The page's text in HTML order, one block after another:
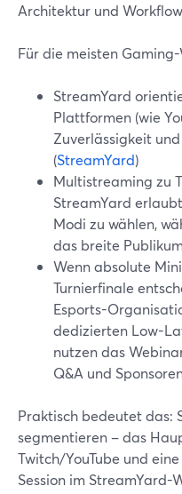
Architektur und
Für die meisten
StreamYard
Plattformen (wie
Zuverlässigkeit
(StreamYard)
Multistreaming zu
StreamYard
Modi zu wählen,
das breite
Wenn absolute
Turnierfinale
Esports-
dedizierten Low-
nutzen das
Q&A und
Praktisch bedeutet das:
segmentieren – das
Twitch/YouTube und
Session im StreamYard-